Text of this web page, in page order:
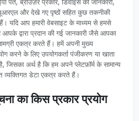
और देखे गए पृष्ठों सहित कुछ तकनीकी
यदि आप हमारी वेबसाइट के माध्यम से हमसे
द्वारा प्रदान की गई जानकारी जैसे आपका
एकत्र करते हैं। हमें अपनी मुख्य
करने के लिए उपयोगकर्ता पंजीकरण या खाता
जिसका अर्थ है कि हम अपने प्लेटफ़ॉर्म के सामान्य
व्यक्तिगत डेटा एकत्र करते हैं।
का किस प्रकार प्रयोग